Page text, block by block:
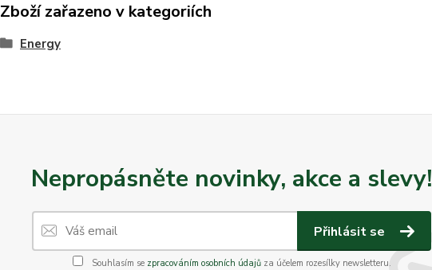
Zboží zařazeno v kategoriích
Energy
Nepropásněte novinky, akce a slevy!
Přihlásit se
Souhlasím se zpracováním osobních údajůza účelem rozesílky newsletteru.